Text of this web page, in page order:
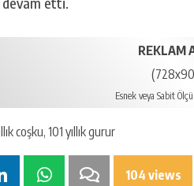
REKLAM
Esnek veya Sabit
104 views